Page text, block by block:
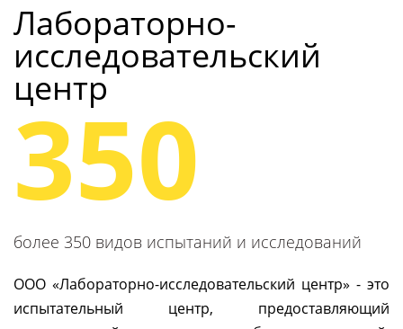
Лабораторно-
исследовательский
центр
350
более 350 видов испытаний и исследований
ООО «Лабораторно-исследовательский центр» - это
испытательный центр, предоставляющий